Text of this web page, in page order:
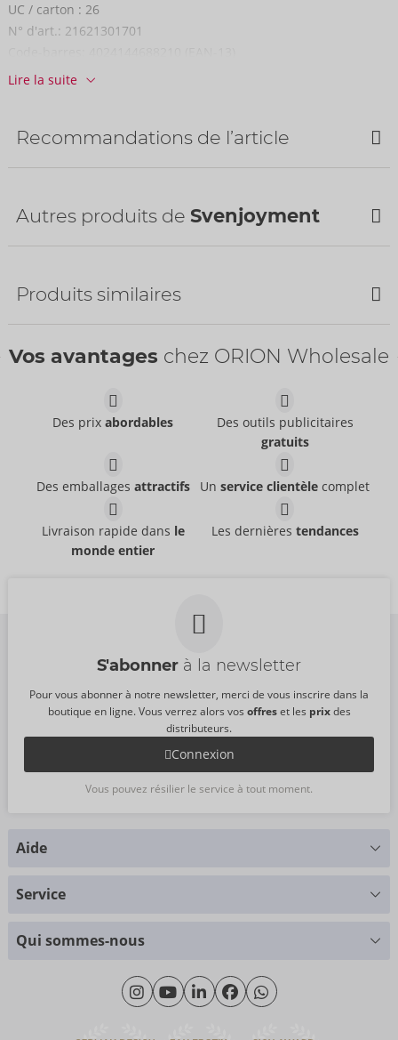
UC / carton : 26
N° d'art.: 21621301701
Numéro de tarif douanier:
Lire la suite
Recommandations de l’article
Herren Pants S
24,95 €
Autres produits de Svenjoyment
- ORION Brand
21004101701
- ORION Brand
21336871711
44,95 €
Produits similaires
Shirt
- ORION Brand
Shirt
Vos avantages chez ORION Wholesale
Des prixabordables
Des outils publicitaires
gratuits
Des emballages attractifs Unservice clientèle complet
Livraison rapide dans le
monde entier
Les dernières tendances
S'abonner à la newsletter
Pour vous abonner à notre newsletter, merci de vous inscrire dans la
boutique en ligne. Vous verrez alors vos offreset les prixdes
distributeurs.
Connexion
Vous pouvez résilier le service à tout moment.
Aide
+49 (0)461 50 40 308
Lundi - Jeudi: 09h00 - 16h00
Vendredi: 09h00 - 15h00
Service
Tableau des tailles
Qui sommes-nous
Qui sommes-nous
Durabilité